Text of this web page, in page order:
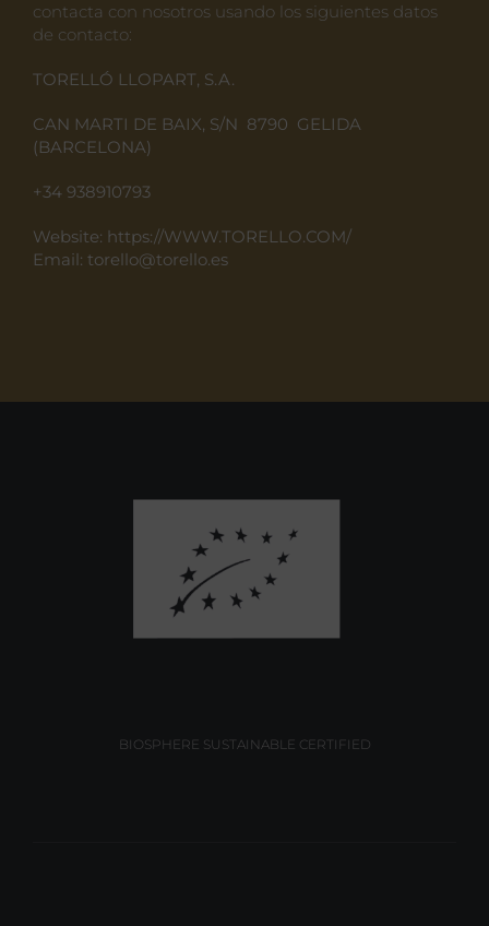
contacta con nosotros usando los siguientes datos
de contacto:
TORELLÓ LLOPART, S.A.
CAN MARTI DE BAIX, S/N 8790 GELIDA
(BARCELONA)
+34 938910793
Website: https://WWW.TORELLO.COM/
Email: torello@torello.es
BIOSPHERE SUSTAINABLE CERTIFIED